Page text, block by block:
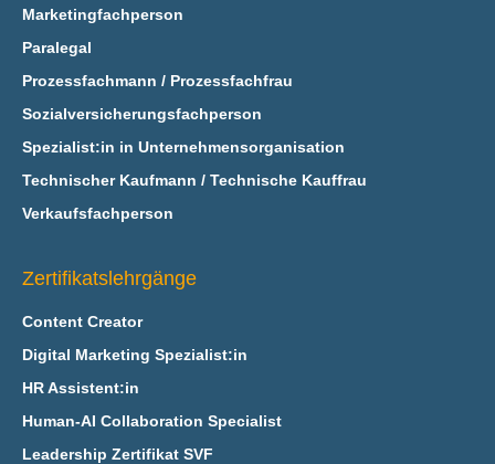
Marketingfachperson
Paralegal
Prozessfachmann / Prozessfachfrau
Sozialversicherungsfachperson
Spezialist:in in Unternehmensorganisation
Technischer Kaufmann / Technische Kauffrau
Verkaufsfachperson
Zertifikatslehrgänge
Content Creator
Digital Marketing Spezialist:in
HR Assistent:in
Human-AI Collaboration Specialist
Leadership Zertifikat SVF